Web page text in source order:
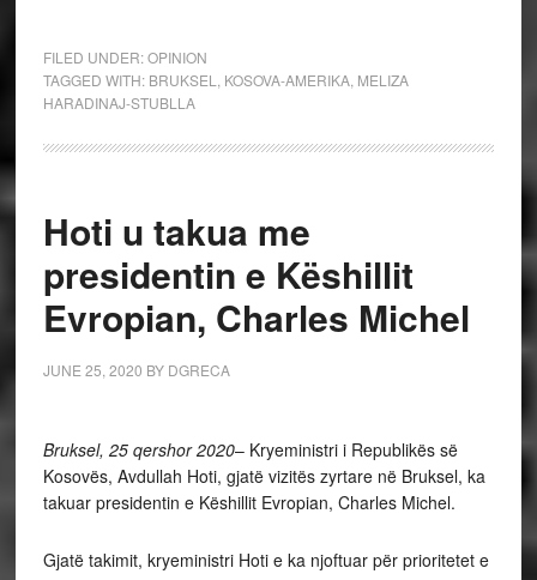
FILED UNDER:OPINION
TAGGED WITH: BRUKSEL KOSOVA-AMERIKA, MELIZA
HARADINAJ-STUBLLA
Hoti u takua me
presidentin e Këshillit
Evropian, Charles Michel
JUNE 25, 2020 BY DGRECA
Bruksel, 25 qershor 2020– Kryeministri i Republikës së
Kosovës, Avdullah Hoti, gjatë vizitës zyrtare në Bruksel, ka
takuar presidentin e Këshillit Evropian, Charles Michel.
Gjatë takimit, kryeministri Hoti e ka njoftuar për prioritetet e